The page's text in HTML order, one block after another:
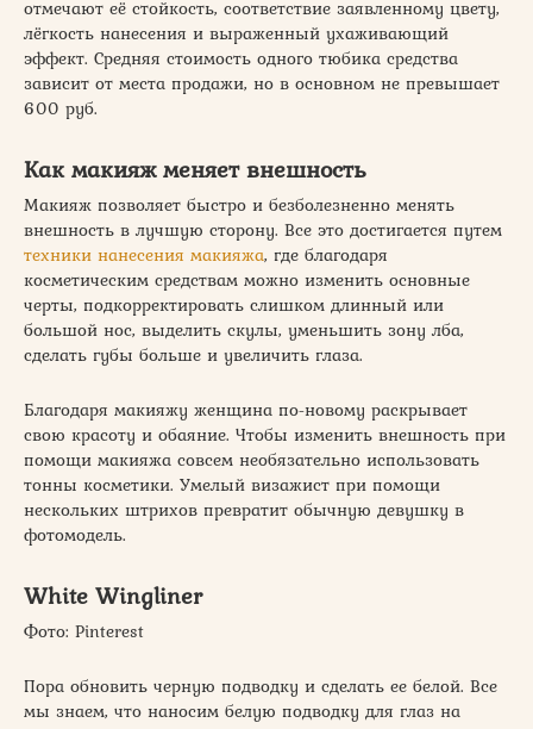
отмечают её стойкость, соответствие заявленному цвету,
лёгкость нанесения и выраженный ухаживающий
эффект. Средняя стоимость одного тюбика средства
зависит от места продажи, но в основном не превышает
600 руб.
Как макияж меняет внешность
Макияж позволяет быстро и безболезненно менять
внешность в лучшую сторону. Все это достигается путем
техники нанесения макияжа, где благодаря
косметическим средствам можно изменить основные
черты, подкорректировать слишком длинный или
большой нос, выделить скулы, уменьшить зону лба,
сделать губы больше и увеличить глаза.
Благодаря макияжу женщина по-новому раскрывает
свою красоту и обаяние. Чтобы изменить внешность при
помощи макияжа совсем необязательно использовать
тонны косметики. Умелый визажист при помощи
нескольких штрихов превратит обычную девушку в
фотомодель.
White Wingliner
Фото: Pinterest
Пора обновить черную подводку и сделать ее белой. Все
мы знаем, что наносим белую подводку для глаз на